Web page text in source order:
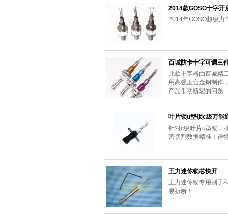
2014款GOSO十字开
2014年GOSO超级力
百城防卡十字可调三
此款十字器由百诚精
用高强度合金钢制作
产品带动断裂的问题
叶片锁u型锁c级万能
针对c级叶片u型锁，
密切割数据精准！详
王力迷你锁芯快开
王力迷你锁专用别子
易折断！